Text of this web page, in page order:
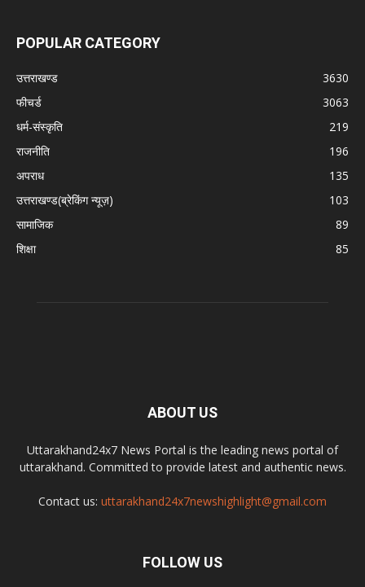
POPULAR CATEGORY
उत्तराखण्ड
3630
फीचर्ड
3063
धर्म-संस्कृति
219
राजनीति
196
अपराध
135
उत्तराखण्ड(ब्रेकिंग न्यूज़)
103
सामाजिक
89
शिक्षा
85
ABOUT US
Uttarakhand24x7 News Portal is the leading news portal of
uttarakhand. Committed to provide latest and authentic news.
Contact us: uttarakhand24x7newshighlight@gmail.com
FOLLOW US